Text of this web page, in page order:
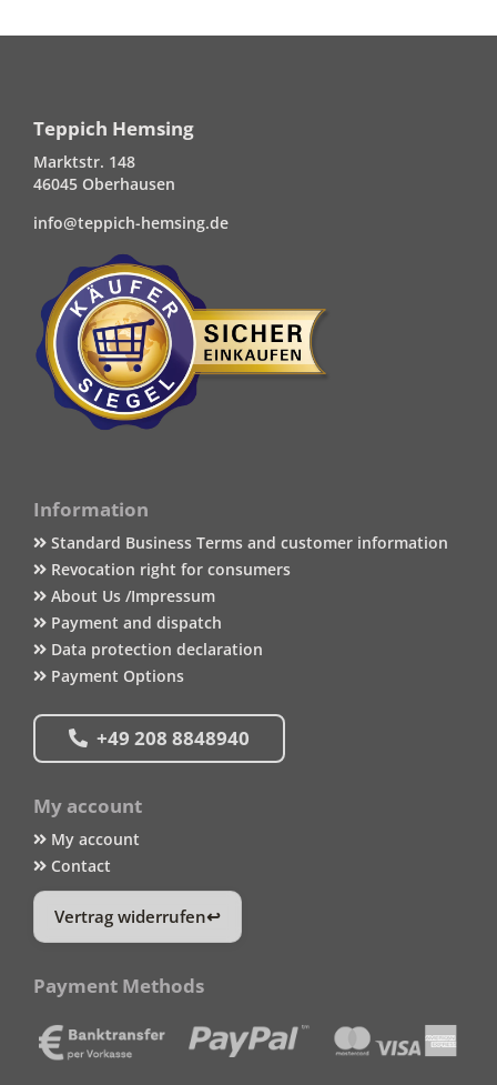
Teppich Hemsing
Marktstr. 148
46045 Oberhausen
info@teppich-hemsing.de
Information
Standard Business Terms and customer information
Revocation right for consumers
About Us /Impressum
Payment and dispatch
Data protection declaration
Payment Options
+49 208 8848940
My account
My account
Contact
Vertrag widerrufen
Payment Methods